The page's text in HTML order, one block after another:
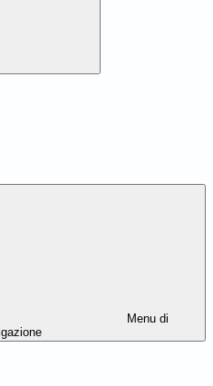
Menu di